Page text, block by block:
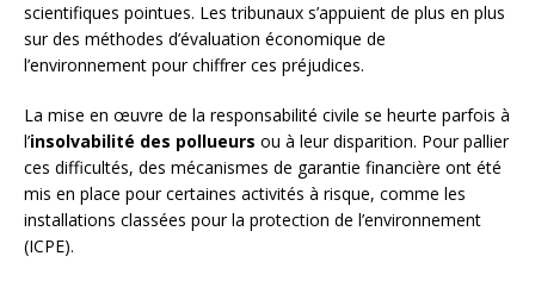
scientifiques pointues. Les tribunaux s’appuient de plus en plus
sur des méthodes d’évaluation économique de
l’environnement pour chiffrer ces préjudices.
La mise en œuvre de la responsabilité civile se heurte parfois à
l’insolvabilité des pollueurs ou à leur disparition. Pour pallier
ces difficultés, des mécanismes de garantie financière ont été
mis en place pour certaines activités à risque, comme les
installations classées pour la protection de l’environnement
(ICPE).